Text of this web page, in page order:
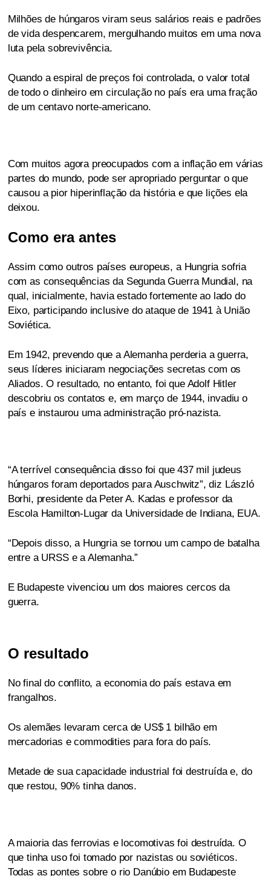
Milhões de húngaros viram seus salários reais e padrões
de vida despencarem, mergulhando muitos em uma nova
luta pela sobrevivência.
Quando a espiral de preços foi controlada, o valor total
de todo o dinheiro em circulação no país era uma fração
de um centavo norte-americano.
Com muitos agora preocupados com a inflação em várias
partes do mundo, pode ser apropriado perguntar o que
causou a pior hiperinflação da história e que lições ela
deixou.
Como era antes
Assim como outros países europeus, a Hungria sofria
com as consequências da Segunda Guerra Mundial, na
qual, inicialmente, havia estado fortemente ao lado do
Eixo, participando inclusive do ataque de 1941 à União
Soviética.
Em 1942, prevendo que a Alemanha perderia a guerra,
seus líderes iniciaram negociações secretas com os
Aliados. O resultado, no entanto, foi que Adolf Hitler
descobriu os contatos e, em março de 1944, invadiu o
país e instaurou uma administração pró-nazista.
“A terrível consequência disso foi que 437 mil judeus
húngaros foram deportados para Auschwitz”, diz László
Borhi, presidente da Peter A. Kadas e professor da
Escola Hamilton-Lugar da Universidade de Indiana, EUA.
“Depois disso, a Hungria se tornou um campo de batalha
entre a URSS e a Alemanha.”
E Budapeste vivenciou um dos maiores cercos da
guerra.
O resultado
No final do conflito, a economia do país estava em
frangalhos.
Os alemães levaram cerca de US$ 1 bilhão em
mercadorias e commodities para fora do país.
Metade de sua capacidade industrial foi destruída e, do
que restou, 90% tinha danos.
A maioria das ferrovias e locomotivas foi destruída. O
que tinha uso foi tomado por nazistas ou soviéticos.
Todas as pontes sobre o rio Danúbio em Budapeste